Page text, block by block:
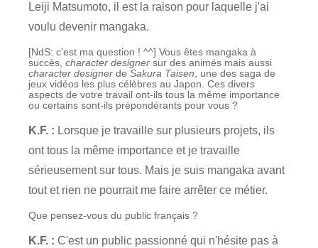
Leiji Matsumoto, il est la raison pour laquelle j'ai
voulu devenir mangaka.
[NdS: c'est ma question ! ^^] Vous êtes mangaka à
succès, character designer sur des animés mais aussi
character designer de Sakura Taisen, une des saga de
jeux vidéos les plus célèbres au Japon. Ces divers
aspects de votre travail ont-ils tous la même importance
ou certains sont-ils prépondérants pour vous ?
K.F. : Lorsque je travaille sur plusieurs projets, ils
ont tous la même importance et je travaille
sérieusement sur tous. Mais je suis mangaka avant
tout et rien ne pourrait me faire arrêter ce métier.
Que pensez-vous du public français ?
K.F. : C'est un public passionné qui n'hésite pas à